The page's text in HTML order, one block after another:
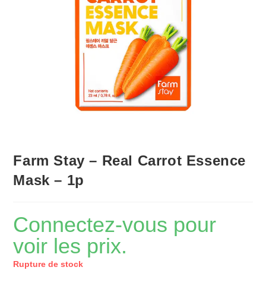
Farm Stay – Real Carrot Essence
Mask – 1p
Connectez-vous pour
voir les prix.
Rupture de stock